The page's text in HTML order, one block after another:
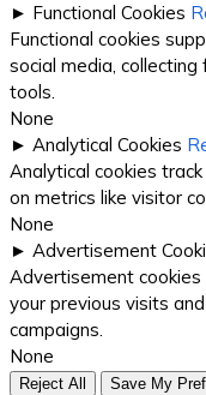
► Functional Cookies
Functional cookies
social media,
tools.
None
► Analytical Cookies
Analytical cookies
on metrics like visitor
None
► Advertisement
Advertisement
your previous visits
campaigns.
None
Reject All Save My